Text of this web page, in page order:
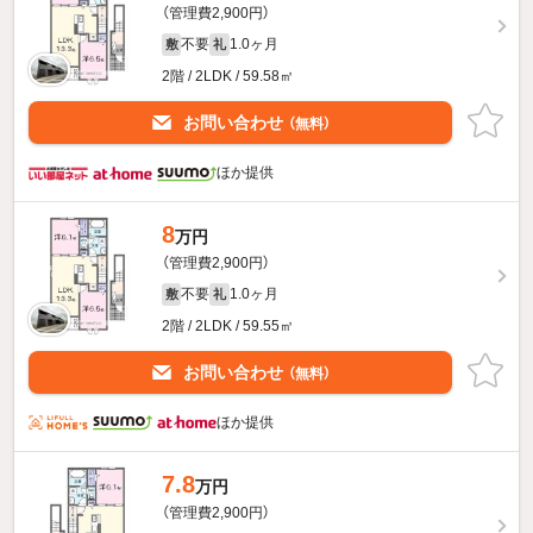
（管理費2,900円）
敷 不要 礼 1.0ヶ月
2階 / 2LDK / 59.58㎡
お問い合わせ （無料）
ほか提供
8万円
（管理費2,900円）
敷 不要 礼 1.0ヶ月
2階 / 2LDK / 59.55㎡
お問い合わせ （無料）
ほか提供
7.8万円
（管理費2,900円）